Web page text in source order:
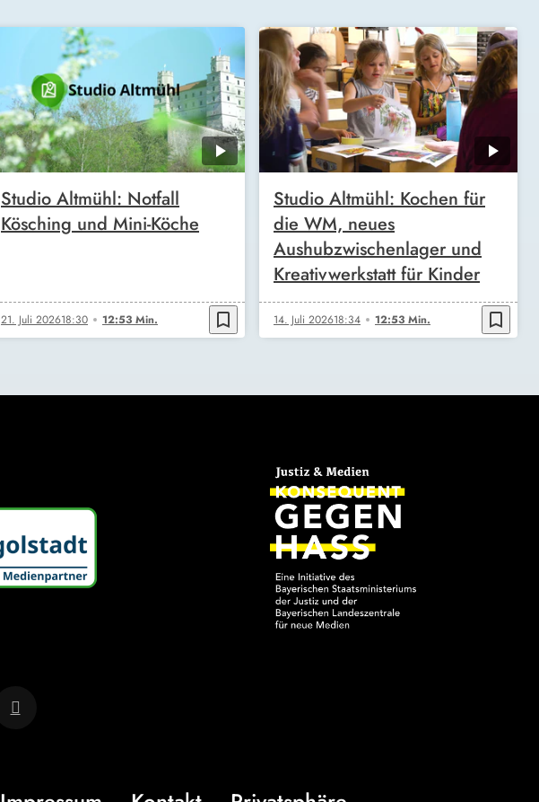
Studio Altmühl: Notfall
Kösching und Mini-Köche
21. Juli 202618:30 12:53 Min. bookmark_border
Studio Altmühl: Kochen für
die WM, neues
Aushubzwischenlager und
Kreativwerkstatt für Kinder
14. Juli 202618:34 12:53 Min. bookmark_border